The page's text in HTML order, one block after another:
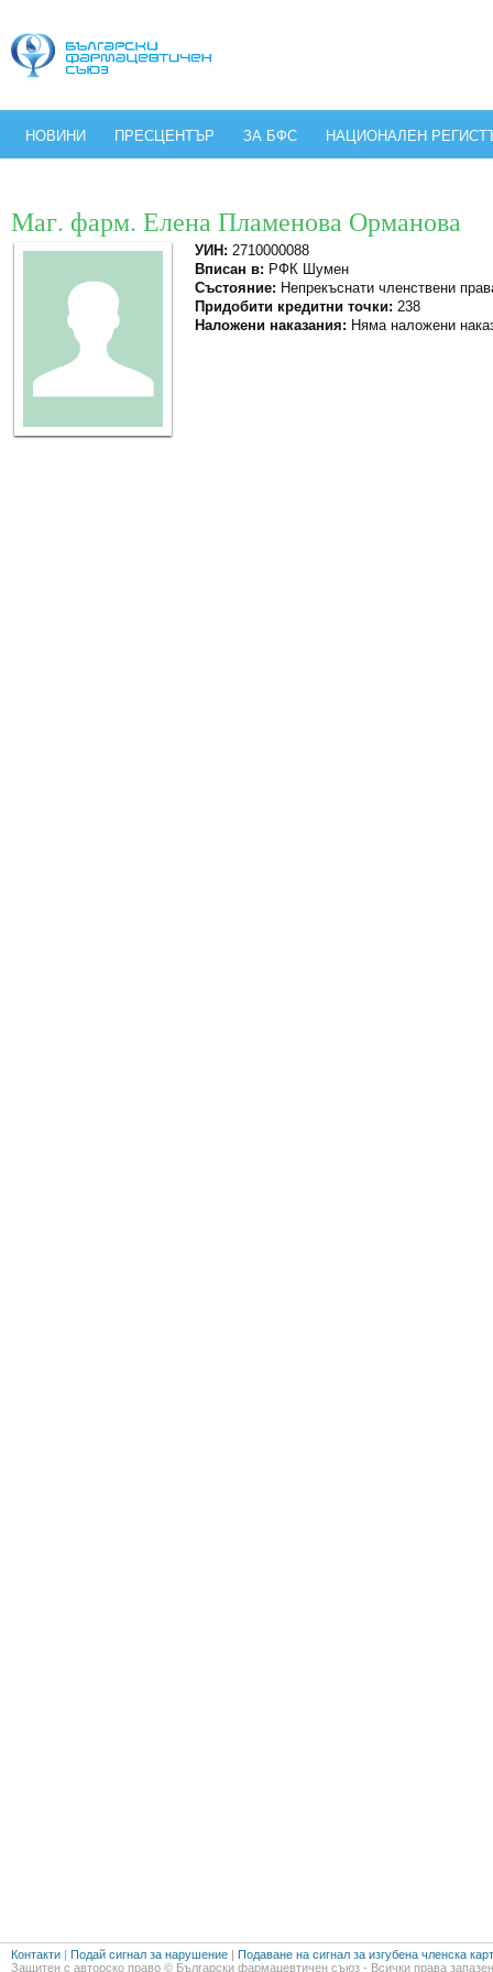
НОВИНИ ПРЕСЦЕНТЪР ЗА БФС НАЦИОНАЛЕН
Маг. фарм. Елена Пламенова Орманова
УИН: 2710000088
Вписан в: РФК Шумен
Състояние: Непрекъснати членствени
Придобити кредитни точки: 238
Наложени наказания: Няма наложени
Контакти | Подай сигнал за нарушение | Подаване на сигнал за изгубена членска
Защитен с авторско право © Български фармацевтичен съюз - Всички права